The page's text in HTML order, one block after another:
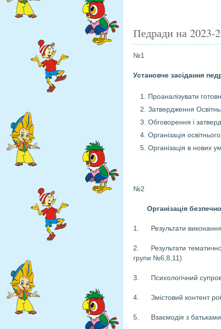
Педради на 2023-
№1
Установче засідання
Проаналізувати
Затвердження
Обговорення і
Організація
Організація в нових
№2
Організація
1. Результати
2. Результати
групи №6,8,11)
3. Психологічний
4. Змістовий контент
5. Взаємодія з батьками